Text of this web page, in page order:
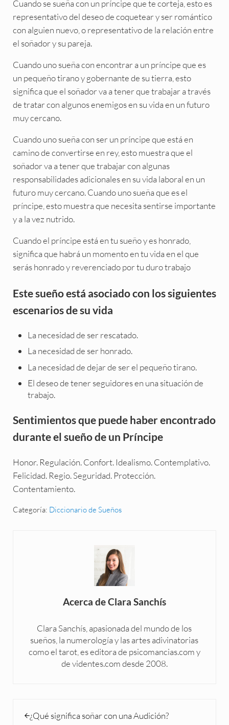
Cuando se sueña con un príncipe que te corteja, esto es
representativo del deseo de coquetear y ser romántico
con alguien nuevo, o representativo de la relación entre
el soñador y su pareja.
Cuando uno sueña con encontrar a un príncipe que es
un pequeño tirano y gobernante de su tierra, esto
significa que el soñador va a tener que trabajar a través
de tratar con algunos enemigos en su vida en un futuro
muy cercano.
Cuando uno sueña con ser un príncipe que está en
camino de convertirse en rey, esto muestra que el
soñador va a tener que trabajar con algunas
responsabilidades adicionales en su vida laboral en un
futuro muy cercano. Cuando uno sueña que es el
príncipe, esto muestra que necesita sentirse importante
y a la vez nutrido.
Cuando el príncipe está en tu sueño y es honrado,
significa que habrá un momento en tu vida en el que
serás honrado y reverenciado por tu duro trabajo
Este sueño está asociado con los siguientes
escenarios de su vida
La necesidad de ser rescatado.
La necesidad de ser honrado.
La necesidad de dejar de ser el pequeño tirano.
El deseo de tener seguidores en una situación de
trabajo.
Sentimientos que puede haber encontrado
durante el sueño de un Príncipe
Honor. Regulación. Confort. Idealismo. Contemplativo.
Felicidad. Regio. Seguridad. Protección.
Contentamiento.
Categoría: Diccionario de Sueños
Acerca deClara Sanchís
Clara Sanchís, apasionada del mundo de los
sueños, la numerología y las artes adivinatorias
como el tarot, es editora de psicomancias.com y
de videntes.com desde 2008.
¿Qué significa soñar con una Audición?